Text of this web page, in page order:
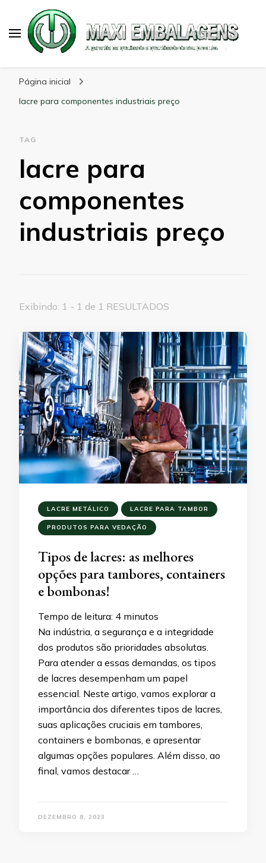
Página inicial
lacre para componentes industriais preço
TAG
lacre para
componentes
industriais preço
Exibindo: 1 - 1 de 1 RESULTADOS
LACRE METÁLICO LACRE PARA TAMBOR
PRODUTOS PARA VEDAÇÃO
Tipos de lacres: as melhores
opções para tambores, containers
e bombonas!
Tempo de leitura: 4 minutos
Na indústria, a segurança e a integridade
dos produtos são prioridades absolutas.
Para atender a essas demandas, os tipos
de lacres desempenham um papel
essencial. Neste artigo, vamos explorar a
importância dos diferentes tipos de lacres,
suas aplicações cruciais em tambores,
containers e bombonas, e apresentar
algumas opções populares. Além disso, ao
final, vamos destacar …
DEZEMBRO 8, 2023